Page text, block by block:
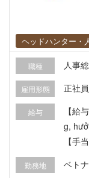
ヘッドハンター・
職種 人事
雇用形態 正社員
給与
【給
g,
【手
uật
勤務地 ベト